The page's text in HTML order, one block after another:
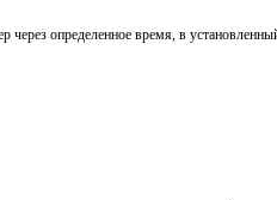
определенное время, в